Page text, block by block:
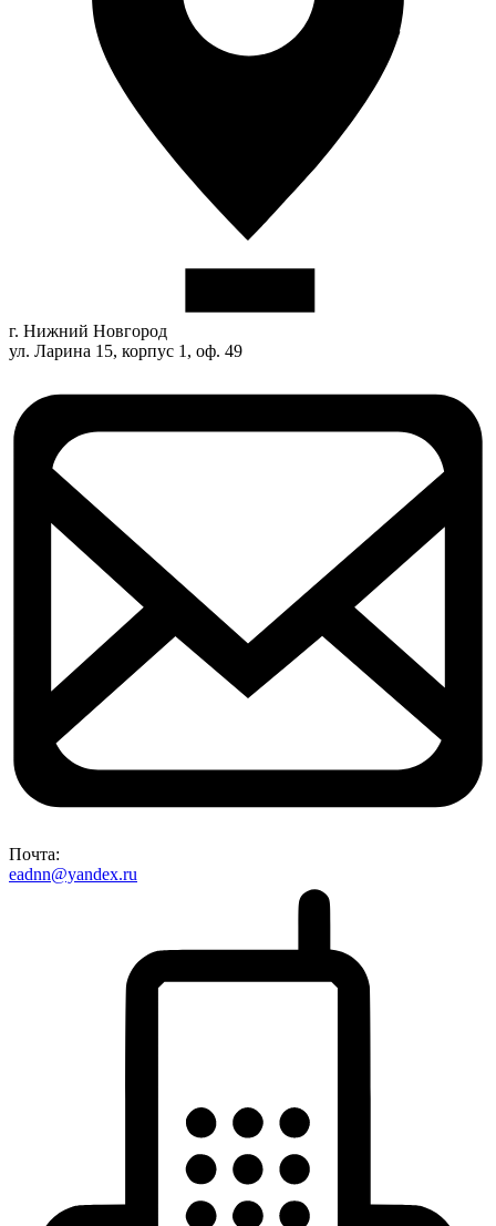
г. Нижний Новгород
ул. Ларина 15, корпус 1, оф. 49
Почта:
eadnn@yandex.ru